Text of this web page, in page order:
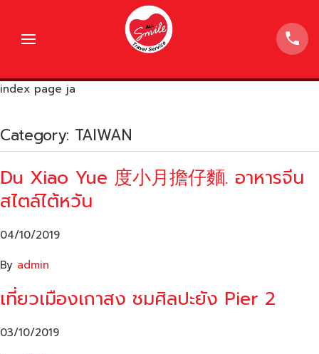
index page ja
Category: TAIWAN
Du Xiao Yue 度小月擔仔麵. อาหารจีน
สไตล์ไต้หวัน
04/10/2019
By admin
เที่ยวเมืองเกาสง ชมศิลปะยัง Pier 2
03/10/2019